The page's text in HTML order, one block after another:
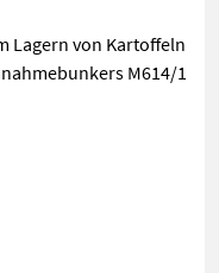
Lagern von Kartoffeln
M614/1